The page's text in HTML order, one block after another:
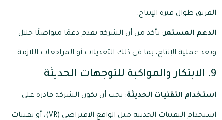
الفريق طوال فترة الإنتاج.
الدعم المستمر: تأكد من أن الشركة تقدم دعمًا متواصلًا خلال
وبعد عملية الإنتاج، بما في ذلك التعديلات أو المراجعات اللازمة.
9. الابتكار والمواكبة للتوجهات الحديثة
استخدام التقنيات الحديثة: يجب أن تكون الشركة قادرة على
استخدام التقنيات الحديثة مثل الواقع الافتراضي (VR)، أو تقنيات